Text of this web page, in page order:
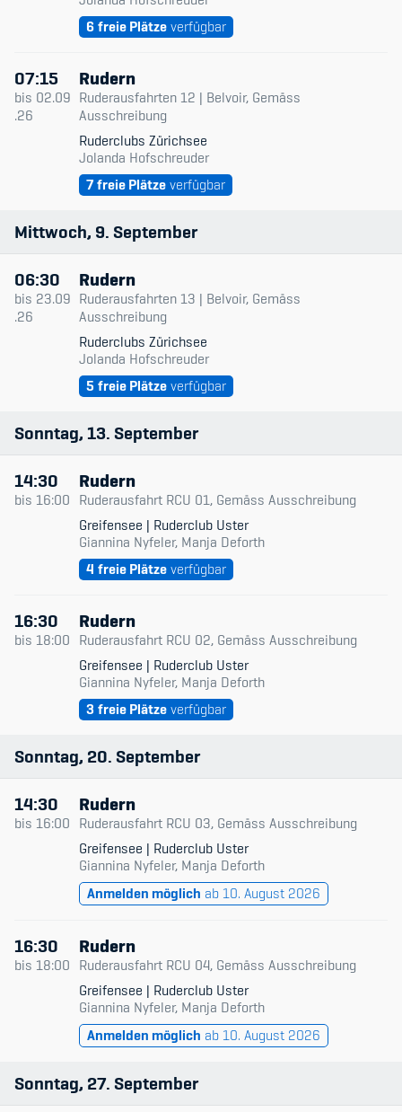
Teilnahmeberechtigung
Academy
Diversität & Inklusion
Infomails
Kinderbetreuung
Krankenversicherung
Schwangerschaft & Sport
Organisation
Offene Stellen
Mitgliedervereine
Sponsoren und Partner
Nur verfügbare
6freie Plätzeverfügbar
07:15
bis 02.09
.26
Rudern
Ruderausfahrten 12 | Belvoir, Gemäss
Ausschreibung
Ruderclubs Zürichsee
Jolanda Hofschreuder
7freie Plätzeverfügbar
Mittwoch 9 September
06:30
bis 23.09
.26
Rudern
Ruderausfahrten 13 | Belvoir, Gemäss
Ausschreibung
Ruderclubs Zürichsee
Jolanda Hofschreuder
5 freie Plätzeverfügbar
Sonntag 13 September
14:30
bis 16:00
Rudern
Ruderausfahrt RCU 01, Gemäss Ausschreibung
Greifensee | Ruderclub Uster
Giannina Nyfeler, Manja Deforth
4 freie Plätzeverfügbar
16:30
bis 18:00
Rudern
Ruderausfahrt RCU 02, Gemäss Ausschreibung
Greifensee | Ruderclub Uster
Giannina Nyfeler, Manja Deforth
3freie Plätzeverfügbar
Sonntag 20 September
14:30
bis 16:00
Rudern
Ruderausfahrt RCU 03, Gemäss Ausschreibung
Greifensee | Ruderclub Uster
Giannina Nyfeler, Manja Deforth
Anmelden möglich ab 10. August 2026
16:30
bis 18:00
Rudern
Ruderausfahrt RCU 04, Gemäss Ausschreibung
Greifensee | Ruderclub Uster
Giannina Nyfeler, Manja Deforth
Anmelden möglich ab 10. August 2026
Sonntag 27 September